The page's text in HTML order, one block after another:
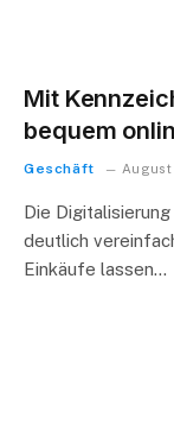
Mit
bequem
Geschäft August
Die
deutlich
Einkäufe lassen…